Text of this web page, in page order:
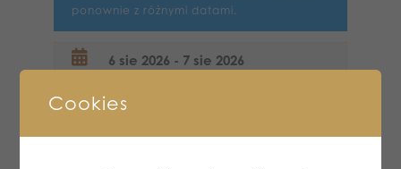
ponownie z różnymi datami.
Cookies